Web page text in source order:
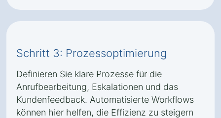
Schritt 3: Prozessoptimierung
Definieren Sie klare Prozesse für die
Anrufbearbeitung, Eskalationen und das
Kundenfeedback. Automatisierte Workflows
können hier helfen, die Effizienz zu steigern